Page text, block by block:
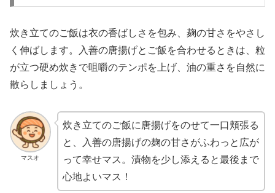
炊き立てのご飯は衣の香ばしさを包み、麹の甘さをやさし
く伸ばします。入善の唐揚げとご飯を合わせるときは、粒
が立つ硬め炊きで咀嚼のテンポを上げ、油の重さを自然に
散らしましょう。
マスオ
炊き立てのご飯に唐揚げをのせて一口頬張る
と、入善の唐揚げの麹の甘さがふわっと広が
って幸せマス。漬物を少し添えると最後まで
心地よいマス！